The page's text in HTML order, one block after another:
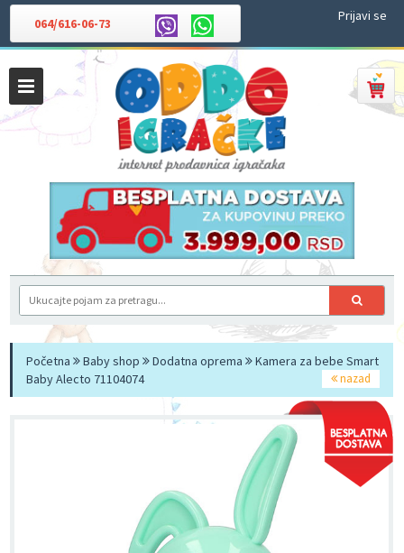
064/616-06-73 Prijavi se
Početna Baby shop Dodatna oprema
Kamera za bebe Smart
Baby Alecto 71104074
nazad